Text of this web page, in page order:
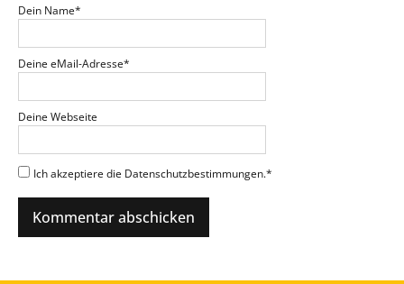
Dein Name*
Deine eMail-Adresse*
Deine Webseite
Ich akzeptiere die Datenschutzbestimmungen.*